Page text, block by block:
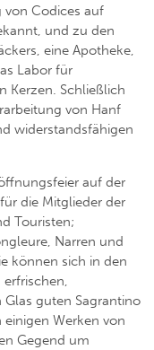
von Codices auf
und zu den
eine Apotheke,
Labor für
Kerzen. Schließlich
von Hanf
widerstandsfähigen
auf der
die Mitglieder der
Touristen;
Narren und
können sich in den
guten Sagrantino
Werken von
Gegend um